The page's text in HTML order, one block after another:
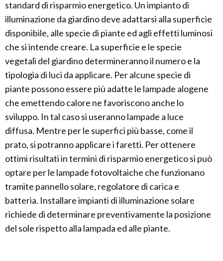
standard di risparmio energetico. Un impianto di
illuminazione da giardino deve adattarsi alla superficie
disponibile, alle specie di piante ed agli effetti luminosi
che si intende creare. La superficie e le specie
vegetali del giardino determineranno il numero e la
tipologia di luci da applicare. Per alcune specie di
piante possono essere più adatte le lampade alogene
che emettendo calore ne favoriscono anche lo
sviluppo. In tal caso si useranno lampade a luce
diffusa. Mentre per le superfici più basse, come il
prato, si potranno applicare i faretti. Per ottenere
ottimi risultati in termini di risparmio energetico si può
optare per le lampade fotovoltaiche che funzionano
tramite pannello solare, regolatore di carica e
batteria. Installare impianti di illuminazione solare
richiede di determinare preventivamente la posizione
del sole rispetto alla lampada ed alle piante.